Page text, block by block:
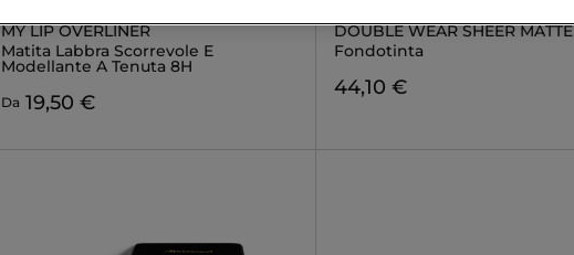
MY LIP OVERLINER
Matita Labbra Scorrevole E
Modellante A Tenuta 8H
Da 19,50 €
DOUBLE WEAR SHEER MATTE
Fondotinta
44,10 €